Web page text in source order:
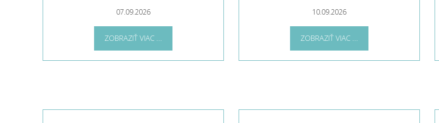
07.09.2026
ZOBRAZIŤ VIAC ...
10.09.2026
ZOBRAZIŤ VIAC ...